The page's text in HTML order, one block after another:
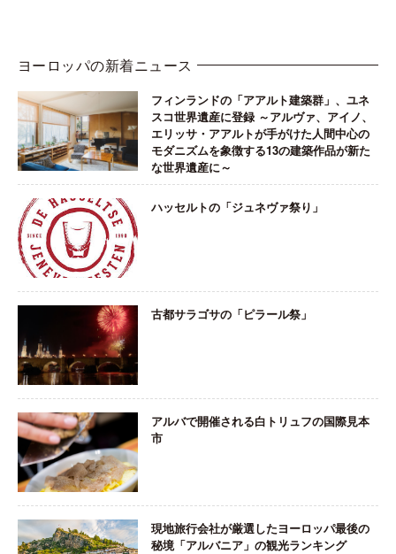
ヨーロッパの新着ニュース
フィンランドの「アアルト建築群」、ユネ
スコ世界遺産に登録 ～アルヴァ、アイノ、
エリッサ・アアルトが手がけた人間中心の
モダニズムを象徴する13の建築作品が新た
な世界遺産に～
ハッセルトの「ジュネヴァ祭り」
古都サラゴサの「ピラール祭」
アルバで開催される白トリュフの国際見本
市
現地旅行会社が厳選したヨーロッパ最後の
秘境「アルバニア」の観光ランキング